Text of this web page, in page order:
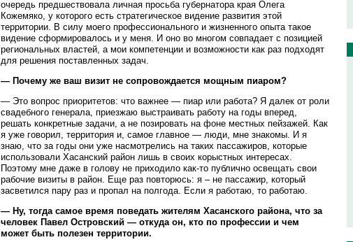
очередь предшествовала личная просьба губернатора края Олега
Кожемяко, у которого есть стратегическое видение развития этой
территории. В силу моего профессионального и жизненного опыта такое
видение сформировалось и у меня. И оно во многом совпадает с позицией
региональных властей, а мои компетенции и возможности как раз подходят
для решения поставленных задач.
— Почему же ваш визит не сопровождается мощным пиаром?
— Это вопрос приоритетов: что важнее — пиар или работа? Я далек от роли
свадебного генерала, приезжаю выстраивать работу на годы вперед,
решать конкретные задачи, а не позировать на фоне местных пейзажей. Как
я уже говорил, территория и, самое главное — люди, мне знакомы. И я
знаю, что за годы они уже насмотрелись на таких пассажиров, которые
использовали Хасанский район лишь в своих корыстных интересах.
Поэтому мне даже в голову не приходило как-то публично освещать свои
рабочие визиты в район. Еще раз повторюсь: я – не пассажир, который
засветился пару раз и пропал на полгода. Если я работаю, то работаю.
— Ну, тогда самое время поведать жителям Хасанского района, что за
человек Павел Островский — откуда он, кто по профессии и чем
может быть полезен территории.